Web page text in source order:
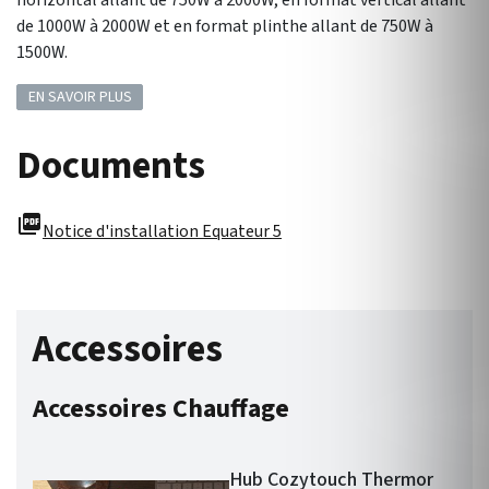
de 1000W à 2000W et en format plinthe allant de 750W à
1500W.
EN SAVOIR PLUS
Documents
picture_as_pdfNotice d'installation Equateur 5
Accessoires
Accessoires Chauffage
Hub Cozytouch Thermor